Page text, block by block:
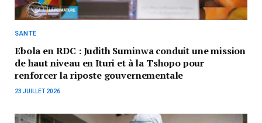
SANTÉ
Ebola en RDC : Judith Suminwa conduit une mission
de haut niveau en Ituri et à la Tshopo pour
renforcer la riposte gouvernementale
23 JUILLET 2026